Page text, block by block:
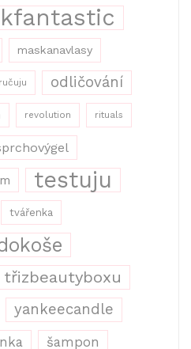
maskanavlasy
odličování
revolution rituals
testuju
tvářenka
třizbeautyboxu
yankeecandle
šampon